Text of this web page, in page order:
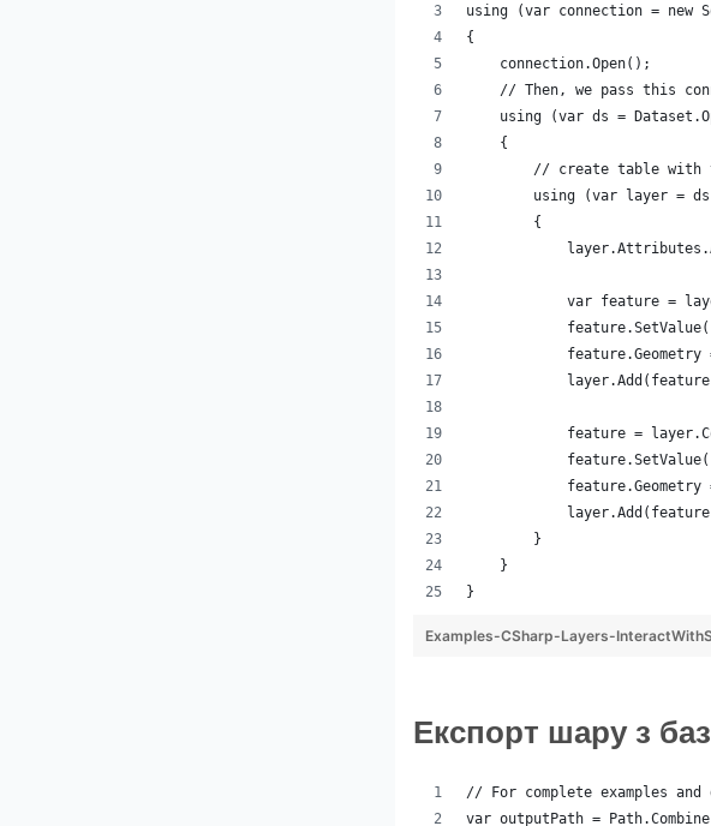
using (var connection = new
{
    connection.Open();
// Then, we pass this
using (var ds =
    {
// create table with
using (var layer =
        {
var feature =
feature.Geometry
feature =
feature.Geometry
        }
    }
}
Examples-CSharp-Layers-
Експорт шару з
// For complete examples
var outputPath =